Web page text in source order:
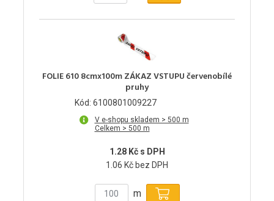
FOLIE 610 8cmx100m ZÁKAZ VSTUPU červenobílé
pruhy
Kód: 6100801009227
V e-shopu skladem > 500 m
Celkem > 500 m
1.28 Kč s DPH
1.06 Kč bez DPH
m